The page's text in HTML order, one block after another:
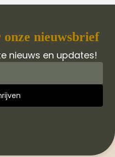
nieuwsbrief
nieuws en updates!